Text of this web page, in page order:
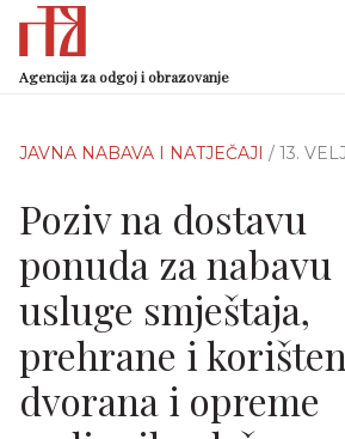
Agencija za odgoj i obrazovanje
JAVNA NABAVA I NATJEČAJI / 13.
Poziv na dostavu
ponuda za nabavu
usluge smještaja,
prehrane i
dvorana i opreme